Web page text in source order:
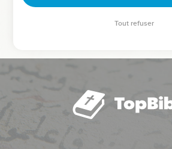
Tout refuser